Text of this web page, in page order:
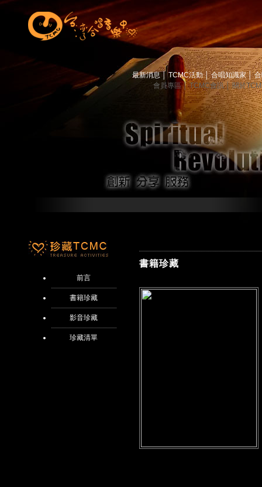
最新消息 TCMC活動│ 合唱知識家│
會員專區│ TCMC會訊│ 關於
前言
書籍珍藏
影音珍藏
珍藏清單
書籍珍藏